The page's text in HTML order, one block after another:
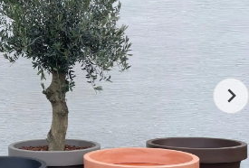
känsla.
Spanien:Utan mellanhänder
direkt från spanska vingårdar.
spanska stilen i din
vår importerade halva vintunna.
omedelbart att höja estetiken och
utomhusmiljö.